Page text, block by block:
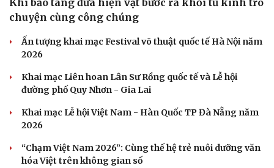
Doanh nghiệp
Doanh nghiệp 24h
Doanh nhân
Vì cộng đồng
Công nghệ
Tin Công nghệ
Chuyển đổi số
chuyện cùng công chúng
Ấn tượng khai mạc Festival võ thuật quốc tế Hà Nội năm
2026
Khai mạc Liên hoan Lân Sư Rồng quốc tế và Lễ hội
đường phố Quy Nhơn - Gia Lai
Khai mạc Lễ hội Việt Nam - Hàn Quốc TP Đà Nẵng năm
2026
“Chạm Việt Nam 2026”: Cùng thế hệ trẻ nuôi dưỡng văn
hóa Việt trên không gian số